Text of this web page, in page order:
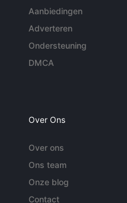
Aanbiedingen
Adverteren
Ondersteuning
DMCA
Over Ons
Over ons
Ons team
Onze blog
Contact